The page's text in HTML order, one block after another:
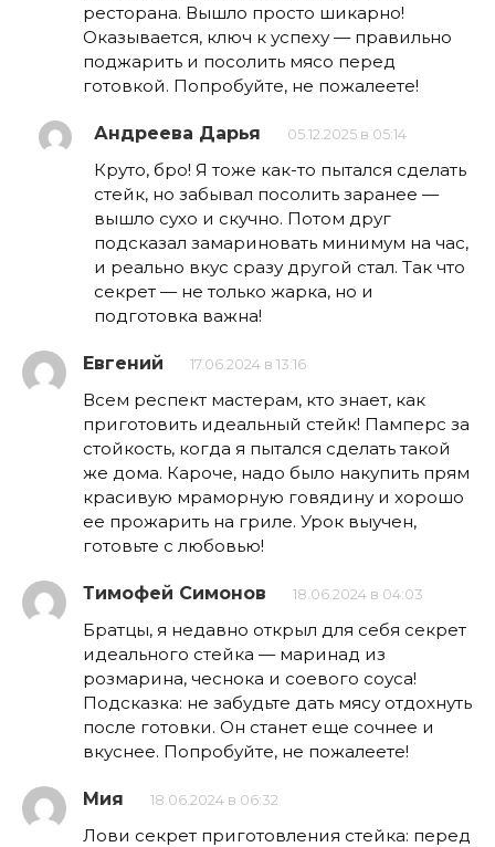
ресторана. Вышло просто шикарно!
Оказывается, ключ к успеху — правильно
поджарить и посолить мясо перед
готовкой. Попробуйте, не пожалеете!
Андреева Дарья 05.12.2025 в 05:14
Круто, бро! Я тоже как-то пытался сделать
стейк, но забывал посолить заранее —
вышло сухо и скучно. Потом друг
подсказал замариновать минимум на час,
и реально вкус сразу другой стал. Так что
секрет — не только жарка, но и
подготовка важна!
Евгений 17.06.2024 в 13:16
Всем респект мастерам, кто знает, как
приготовить идеальный стейк! Памперс за
стойкость, когда я пытался сделать такой
же дома. Кароче, надо было накупить прям
красивую мраморную говядину и хорошо
ее прожарить на гриле. Урок выучен,
готовьте с любовью!
Тимофей Симонов 18.06.2024 в 04:03
Братцы, я недавно открыл для себя секрет
идеального стейка — маринад из
розмарина, чеснока и соевого соуса!
Подсказка: не забудьте дать мясу отдохнуть
после готовки. Он станет еще сочнее и
вкуснее. Попробуйте, не пожалеете!
Мия 18.06.2024 в 06:32
Лови секрет приготовления стейка: перед